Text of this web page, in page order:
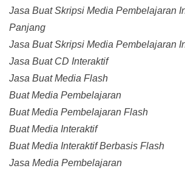
Jasa Buat Skripsi Media Pembelajaran
Panjang
Jasa Buat Skripsi Media Pembelajaran
Jasa Buat CD Interaktif
Jasa Buat Media Flash
Buat Media Pembelajaran
Buat Media Pembelajaran Flash
Buat Media Interaktif
Buat Media Interaktif Berbasis Flash
Jasa Media Pembelajaran